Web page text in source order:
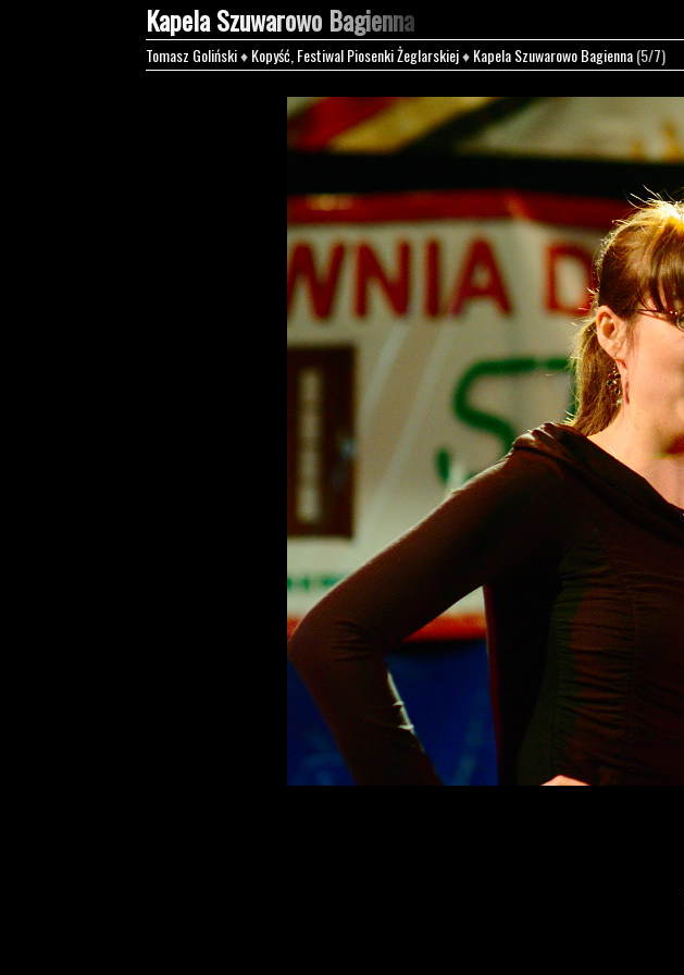
Kapela Szuwarowo Bagienna
Tomasz Goliński♦Kopyść, Festiwal Piosenki Żeglarskiej♦Kapela Szuwarowo Bagienna(5/7)